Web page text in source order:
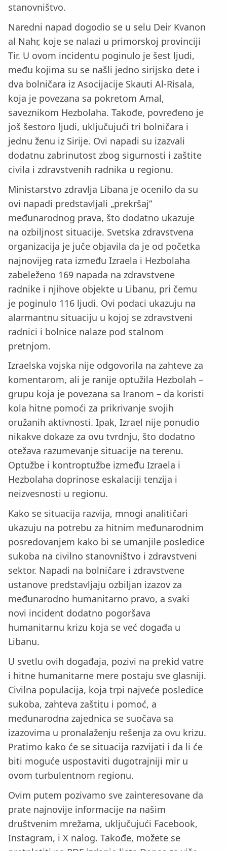
stanovništvo.
Naredni napad dogodio se u selu Deir Kvanon
al Nahr, koje se nalazi u primorskoj provinciji
Tir. U ovom incidentu poginulo je šest ljudi,
među kojima su se našli jedno sirijsko dete i
dva bolničara iz Asocijacije Skauti Al-Risala,
koja je povezana sa pokretom Amal,
saveznikom Hezbolaha. Takođe, povređeno je
još šestoro ljudi, uključujući tri bolničara i
jednu ženu iz Sirije. Ovi napadi su izazvali
dodatnu zabrinutost zbog sigurnosti i zaštite
civila i zdravstvenih radnika u regionu.
Ministarstvo zdravlja Libana je ocenilo da su
ovi napadi predstavljali „prekršaj“
međunarodnog prava, što dodatno ukazuje
na ozbiljnost situacije. Svetska zdravstvena
organizacija je juče objavila da je od početka
najnovijeg rata između Izraela i Hezbolaha
zabeleženo 169 napada na zdravstvene
radnike i njihove objekte u Libanu, pri čemu
je poginulo 116 ljudi. Ovi podaci ukazuju na
alarmantnu situaciju u kojoj se zdravstveni
radnici i bolnice nalaze pod stalnom
pretnjom.
Izraelska vojska nije odgovorila na zahteve za
komentarom, ali je ranije optužila Hezbolah –
grupu koja je povezana sa Iranom – da koristi
kola hitne pomoći za prikrivanje svojih
oružanih aktivnosti. Ipak, Izrael nije ponudio
nikakve dokaze za ovu tvrdnju, što dodatno
otežava razumevanje situacije na terenu.
Optužbe i kontroptužbe između Izraela i
Hezbolaha doprinose eskalaciji tenzija i
neizvesnosti u regionu.
Kako se situacija razvija, mnogi analitičari
ukazuju na potrebu za hitnim međunarodnim
posredovanjem kako bi se umanjile posledice
sukoba na civilno stanovništvo i zdravstveni
sektor. Napadi na bolničare i zdravstvene
ustanove predstavljaju ozbiljan izazov za
međunarodno humanitarno pravo, a svaki
novi incident dodatno pogoršava
humanitarnu krizu koja se već događa u
Libanu.
U svetlu ovih događaja, pozivi na prekid vatre
i hitne humanitarne mere postaju sve glasniji.
Civilna populacija, koja trpi najveće posledice
sukoba, zahteva zaštitu i pomoć, a
međunarodna zajednica se suočava sa
izazovima u pronalaženju rešenja za ovu krizu.
Pratimo kako će se situacija razvijati i da li će
biti moguće uspostaviti dugotrajniji mir u
ovom turbulentnom regionu.
Ovim putem pozivamo sve zainteresovane da
prate najnovije informacije na našim
društvenim mrežama, uključujući Facebook,
Instagram, i X nalog. Takođe, možete se